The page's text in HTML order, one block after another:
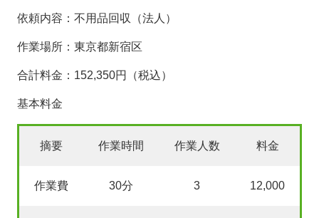
依頼内容：不用品回収（法人）
作業場所：東京都新宿区
合計料金：152,350円（税込）
基本料金
摘要 作業時間 作業人数 料金
作業費 30分 3 12,000